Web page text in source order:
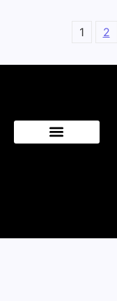
1 2